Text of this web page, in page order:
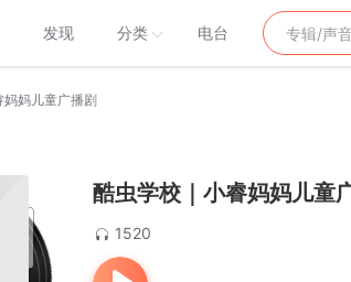
发现 分类 电台
妈儿童广播剧
酷虫学校｜小睿妈妈儿童
1520